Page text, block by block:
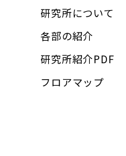
研究所について
各部の紹介
研究所紹介PDF
フロアマップ